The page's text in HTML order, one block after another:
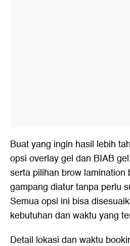
Buat yang ingin hasil lebih
opsi overlay gel dan BIAB
serta pilihan brow lamination
gampang diatur tanpa perlu
Semua opsi ini bisa
kebutuhan dan waktu yang
Detail lokasi dan waktu